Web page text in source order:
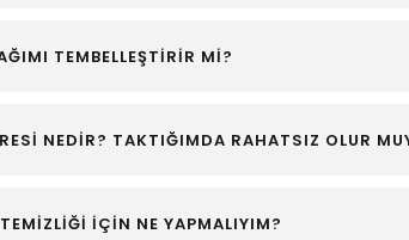
TEMBELLEŞTİRİR Mİ?
NEDİR? TAKTIĞIMDA RAHATSIZ OLUR
İÇİN NE YAPMALIYIM?